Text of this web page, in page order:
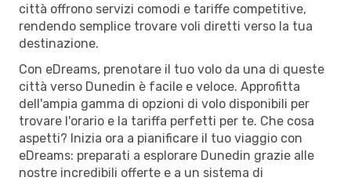
città offrono servizi comodi e tariffe competitive,
rendendo semplice trovare voli diretti verso la tua
destinazione.
Con eDreams, prenotare il tuo volo da una di queste
città verso Dunedin è facile e veloce. Approfitta
dell'ampia gamma di opzioni di volo disponibili per
trovare l'orario e la tariffa perfetti per te. Che cosa
aspetti? Inizia ora a pianificare il tuo viaggio con
eDreams: preparati a esplorare Dunedin grazie alle
nostre incredibili offerte e a un sistema di